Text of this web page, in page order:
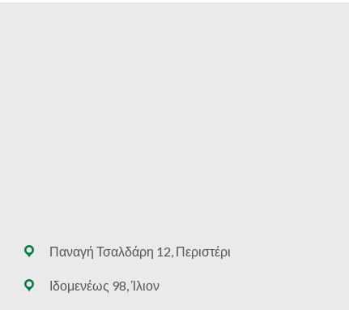
Παναγή Τσαλδάρη 12, Περιστέρι
Ιδομενέως 98, Ίλιον